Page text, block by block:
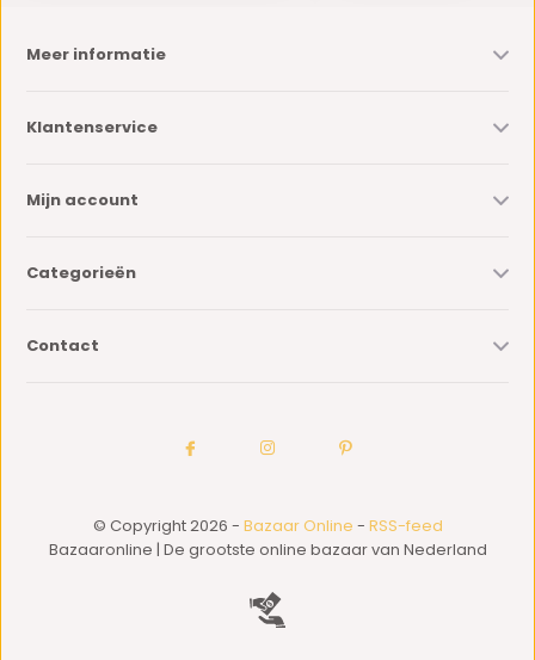
Meer informatie
Klantenservice
Mijn account
Categorieën
Contact
© Copyright 2026 - Bazaar Online - RSS-feed
Bazaaronline | De grootste online bazaar van Nederland